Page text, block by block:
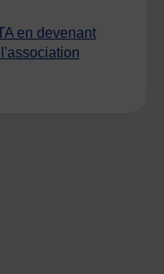
en devenant